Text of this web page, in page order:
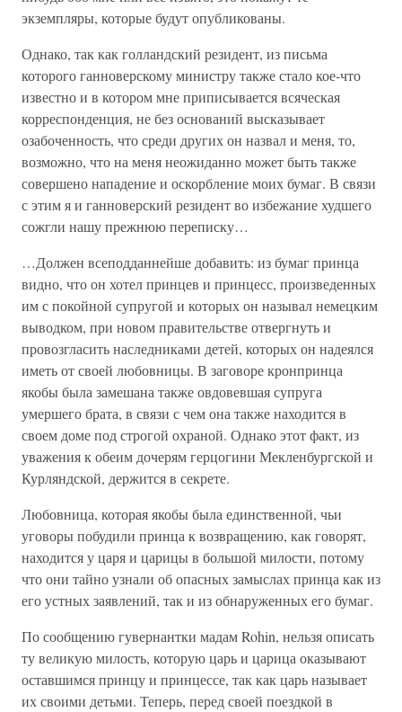
экземпляры, которые будут опубликованы.
Однако, так как голландский резидент, из письма
которого ганноверскому министру также стало кое-что
известно и в котором мне приписывается всяческая
корреспонденция, не без оснований высказывает
озабоченность, что среди других он назвал и меня, то,
возможно, что на меня неожиданно может быть также
совершено нападение и оскорбление моих бумаг. В связи
с этим я и ганноверский резидент во избежание худшего
сожгли нашу прежнюю переписку…
…Должен всеподданнейше добавить: из бумаг принца
видно, что он хотел принцев и принцесс, произведенных
им с покойной супругой и которых он называл немецким
выводком, при новом правительстве отвергнуть и
провозгласить наследниками детей, которых он надеялся
иметь от своей любовницы. В заговоре кронпринца
якобы была замешана также овдовевшая супруга
умершего брата, в связи с чем она также находится в
своем доме под строгой охраной. Однако этот факт, из
уважения к обеим дочерям герцогини Мекленбургской и
Курляндской, держится в секрете.
Любовница, которая якобы была единственной, чьи
уговоры побудили принца к возвращению, как говорят,
находится у царя и царицы в большой милости, потому
что они тайно узнали об опасных замыслах принца как из
его устных заявлений, так и из обнаруженных его бумаг.
По сообщению гувернантки мадам Rohin, нельзя описать
ту великую милость, которую царь и царица оказывают
оставшимся принцу и принцессе, так как царь называет
их своими детьми. Теперь, перед своей поездкой в